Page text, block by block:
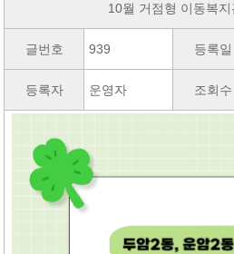
10월 거점형 이동복
글번호 939 등록일
등록자 운영자 조회수